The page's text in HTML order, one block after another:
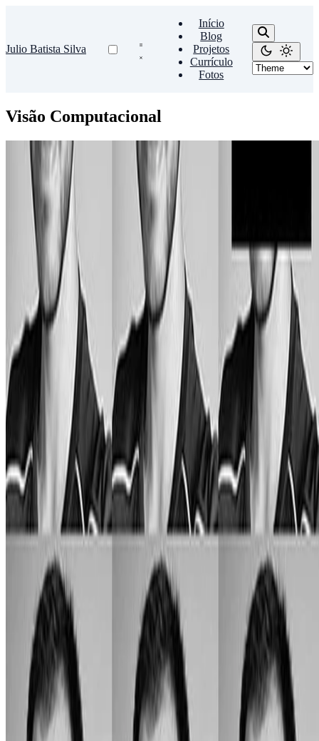
Julio Batista Silva
Início
Blog
Projetos
Currículo
Fotos
Visão Computacional
Explorando o algoritmo Viola-Jones para detecção e
reconhecimento facial
Trabalho de conclusão de curso de Engenharia de Computação na
UFSCar.
Julio Batista Silva
jul. 12, 2018
1 minutos de leitura
Leia mais